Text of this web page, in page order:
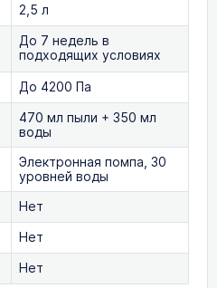
2,5 л
До 7 недель в
подходящих условиях
До 4200 Па
470 мл пыли + 350 мл
воды
Электронная помпа, 30
уровней воды
Нет
Нет
Нет